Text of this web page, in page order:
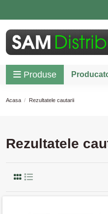
Produse
Acasa Rezultatele cautarii
Rezultatele